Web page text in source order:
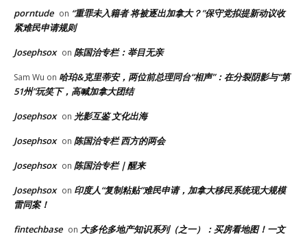
porntude on “重罪未入籍者 将被逐出加拿大？”保守党拟提新动议收
紧难民申请规则
Josephsox on 陈国治专栏：举目无亲
Sam Wu on 哈珀&克里蒂安，两位前总理同台“相声”：在分裂阴影与“第
51州”玩笑下，高喊加拿大团结
Josephsox on 光影互鉴 文化出海
Josephsox on 陈国治专栏 西方的两会
Josephsox on 陈国治专栏｜醒来
Josephsox on 印度人“复制粘贴”难民申请，加拿大移民系统现大规模
雷同案！
fintechbase on 大多伦多地产知识系列（之一）：买房看地图！一文